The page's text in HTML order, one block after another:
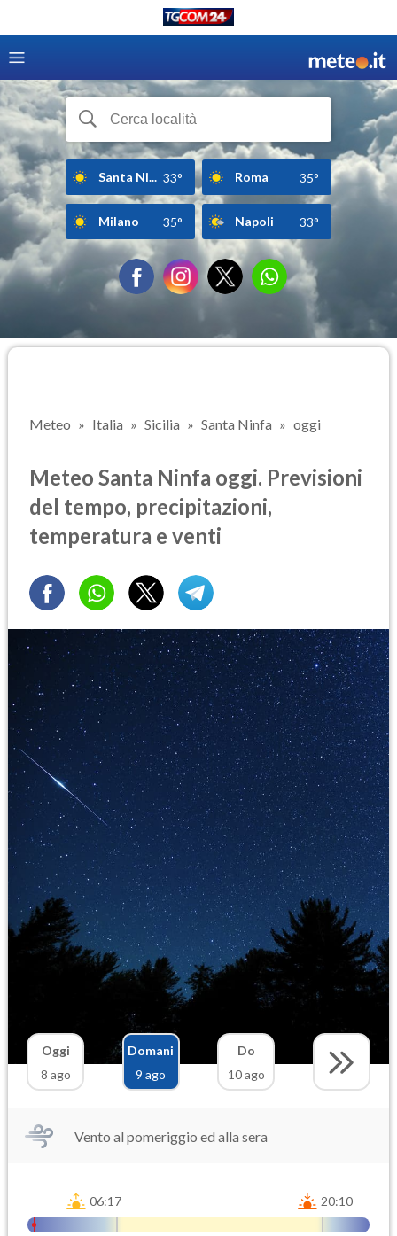
Santa Ni... 33° Roma 35°
Milano 35° Napoli 33°
Meteo Italia Sicilia Santa Ninfa oggi
Meteo Santa Ninfa oggi. Previsioni
del tempo, precipitazioni,
temperatura e venti
Oggi
8 ago
Domani
9 ago
Do
10 ago
Vento al pomeriggio ed alla sera
06:17 20:10